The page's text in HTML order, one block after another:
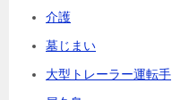
介護
墓じまい
大型トレーラー運転手